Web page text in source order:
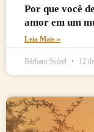
Por que você
amor em um
Leia Mais »
Bárbara Seibel 12